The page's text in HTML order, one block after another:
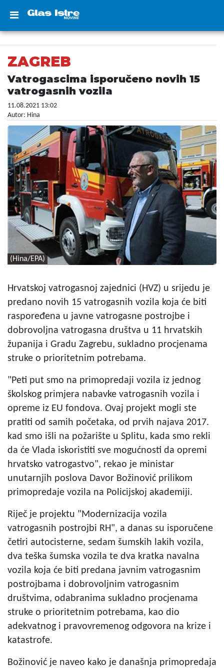
ZAGREB
Vatrogascima isporučeno novih 15
vatrogasnih vozila
11.08.2021 13:02
Autor: Hina
(Hina/EPA)
Hrvatskoj vatrogasnoj zajednici (HVZ) u srijedu je
predano novih 15 vatrogasnih vozila koja će biti
raspoređena u javne vatrogasne postrojbe i
dobrovoljna vatrogasna društva u 11 hrvatskih
županija i Gradu Zagrebu, sukladno procjenama
struke o prioritetnim potrebama.
"Peti put smo na primopredaji vozila iz jednog
školskog primjera nabavke vatrogasnih vozila i
opreme iz EU fondova. Ovaj projekt mogli ste
pratiti od samih početaka, od prvih najava 2017.
kad smo išli na požarište u Splitu, kada smo rekli
da će Vlada iskoristiti sve mogućnosti da opremi
hrvatsko vatrogastvo", rekao je ministar
unutarnjih poslova Davor Božinović prilikom
primopredaje vozila na Policijskoj akademiji.
Riječ je projektu "Modernizacija vozila
vatrogasnih postrojbi RH", a danas su isporučene
četiri autocisterne, sedam šumskih lakih vozila,
dva teška šumska vozila te dva kratka navalna
vozila koja će biti predana javnim vatrogasnim
postrojbama i dobrovoljnim vatrogasnim
društvima, odabranima sukladno procjenama
struke o prioritetnim potrebama, kao dio
adekvatnog i pravovremenog odgovora na krize i
katastrofe.
Božinović je naveo kako je današnja primopredaja